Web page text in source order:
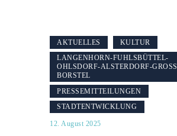
AKTUELLES
KULTUR
LANGENHORN-FUHLSBÜTTEL-
OHLSDORF-ALSTERDORF-GROSS B
ORSTEL
PRESSEMITTEILUNGEN
STADTENTWICKLUNG
12. August 2025